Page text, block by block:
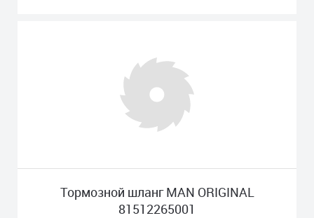
Тормозной шланг MAN ORIGINAL
81512265001